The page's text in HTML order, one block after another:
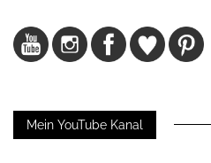
Mein YouTube Kanal